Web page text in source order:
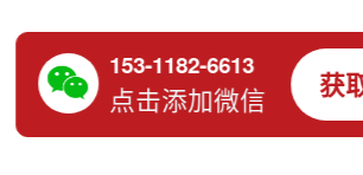
153-1182-6613
点击添加微信 获